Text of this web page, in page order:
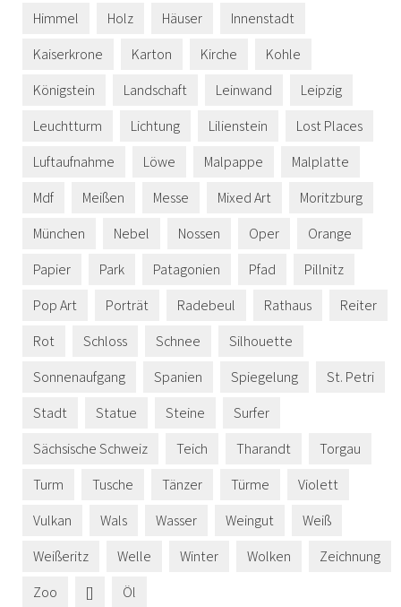
Himmel
Holz Häuser
Innenstadt
Kaiserkrone
Karton Kirche
Kohle
Königstein
Landschaft Leinwand
Leipzig
Leuchtturm
Lichtung Lilienstein
Lost Places
Luftaufnahme
Löwe Malpappe
Malplatte
Mdf
Meißen Messe Mixed Art
Moritzburg
München
Nebel Nossen Oper
Orange
Papier
Park Patagonien Pfad
Pillnitz
Pop Art
Porträt Radebeul Rathaus
Reiter
Rot
Schloss Schnee
Silhouette
Sonnenaufgang
Spanien Spiegelung
St. Petri
Stadt
Statue Steine
Surfer
Sächsische Schweiz
Teich Tharandt
Torgau
Turm
Tusche Tänzer Türme
Violett
Vulkan
Wals Wasser Weingut
Weiß
Weißeritz
Welle Winter Wolken
Zeichnung
Zoo
[] Öl